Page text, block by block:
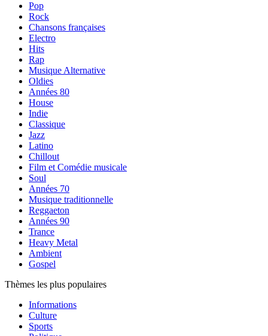
Pop
Rock
Chansons françaises
Electro
Hits
Rap
Musique Alternative
Oldies
Années 80
House
Indie
Classique
Jazz
Latino
Chillout
Film et Comédie musicale
Soul
Années 70
Musique traditionnelle
Reggaeton
Années 90
Trance
Heavy Metal
Ambient
Gospel
Thèmes les plus populaires
Informations
Culture
Sports